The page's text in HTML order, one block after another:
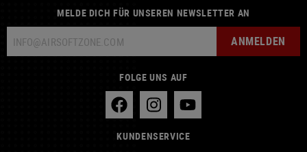
MELDE DICH FÜR UNSEREN NEWSLETTER AN
ANMELDEN
FOLGE UNS AUF
KUNDENSERVICE